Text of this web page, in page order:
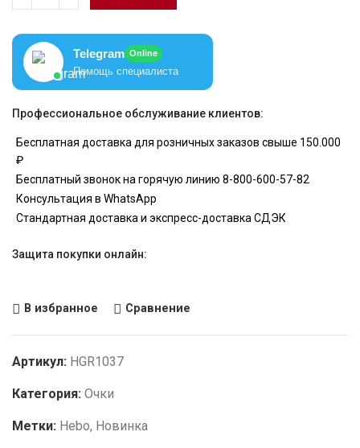
Telegram Online
Помощь специалиста
Профессиональное обслуживание клиентов:
Бесплатная доставка для розничных заказов свыше 150.000
₽
Бесплатный звонок на горячую линию 8-800-600-57-82
Консультация в WhatsApp
Стандартная доставка и экспресс-доставка СДЭК
Защита покупки онлайн:
В избранное Сравнение
Артикул: HGR1037
Категория: Очки
Метки: Hebo, Новинка